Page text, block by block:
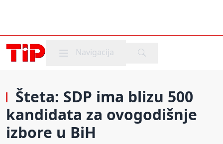
Mobile menu
Navigacija
Šteta: SDP ima blizu 500
kandidata za ovogodišnje
izbore u BiH